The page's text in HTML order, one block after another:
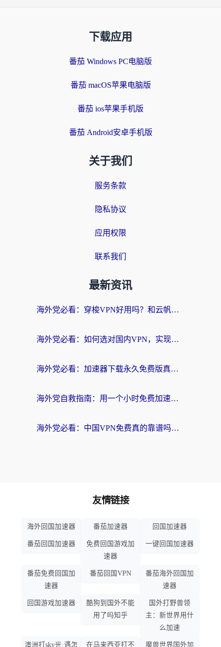
下载应用
番茄 Windows PC电脑版
番茄 macOS苹果电脑版
番茄 ios苹果手机版
番茄 Android安卓手机版
关于我们
服务条款
隐私协议
应用权限
联系我们
最新资讯
海外党必看：穿梭VPN好用吗？和云帆VPN对比哪个回国效果更好？附真实测评+避坑指南
海外党必看：如何选对国内VPN，实现无缝访问国内资源？
海外党必看：加速器下载永久免费版真的存在吗？教你无缝访问国内资源的正确姿势
海外党自救指南：用一个小时免费加速器，轻松打破国内资源访问壁垒？
海外党必看：中国VPN免费真的靠谱吗？手把手教你选对回国加速器
友情链接
海外回国加速器 番茄加速器 回国加速器
番茄回国加速器
免费回国游戏加
速器
一键回国加速器
番茄免费回国加
速器
番茄回国VPN
番茄海外回国加
速器
回国游戏加速器
酷狗到国外不能
用了吗知乎
国外打野兽领
主：新世界用什
么加速
澳洲打sky光·遇怎 在马来西亚打不 魔兽世界国外加